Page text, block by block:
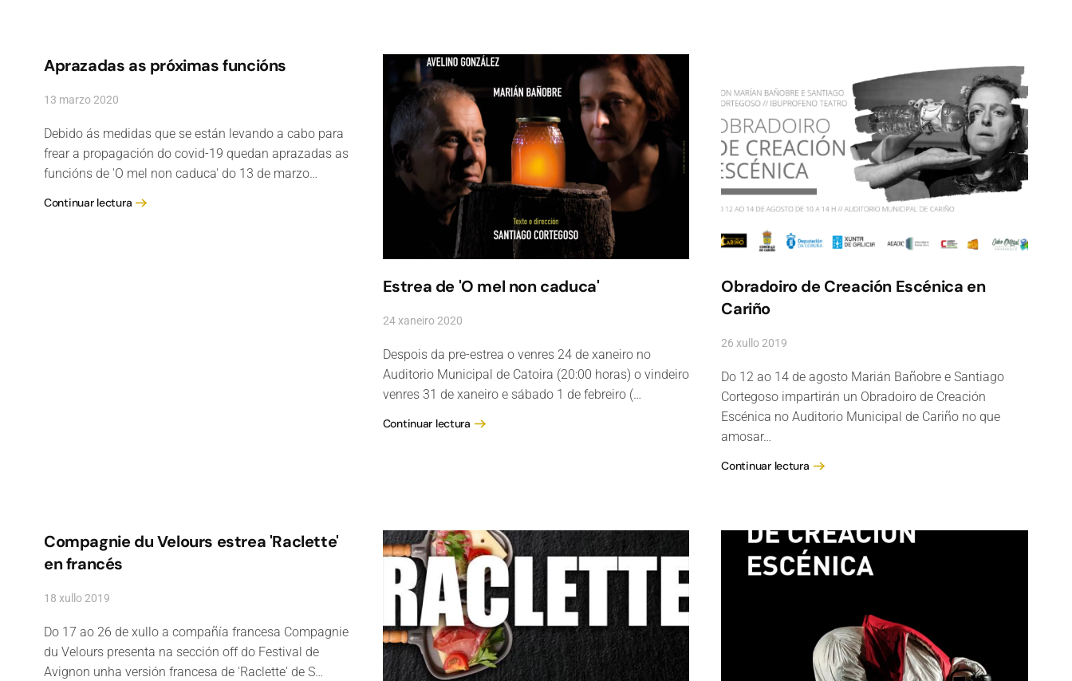
Aprazadas as próximas funcións
13 marzo 2020
Debido ás medidas que se están levando a cabo para
frear a propagación do covid-19 quedan aprazadas as
funcións de 'O mel non caduca' do 13 de marzo…
Continuar lectura
Estrea de 'O mel non caduca'
24 xaneiro 2020
Despois da pre-estrea o venres 24 de xaneiro no
Auditorio Municipal de Catoira (20:00 horas) o vindeiro
venres 31 de xaneiro e sábado 1 de febreiro (…
Continuar lectura
Obradoiro de Creación Escénica en
Cariño
26 xullo 2019
Do 12 ao 14 de agosto Marián Bañobre e Santiago
Cortegoso impartirán un Obradoiro de Creación
Escénica no Auditorio Municipal de Cariño no que
amosar…
Continuar lectura
Compagnie du Velours estrea 'Raclette'
en francés
18 xullo 2019
Do 17 ao 26 de xullo a compañía francesa Compagnie
du Velours presenta na sección off do Festival de
Avignon unha versión francesa de 'Raclette' de S…